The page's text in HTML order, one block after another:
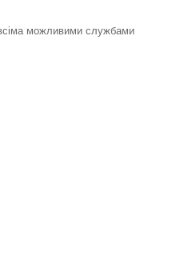
можливими службами